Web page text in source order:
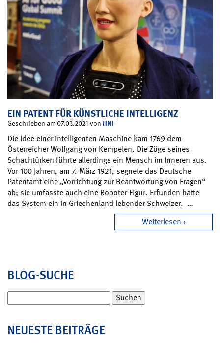
EIN PATENT FÜR KÜNSTLICHE INTELLIGENZ
Geschrieben am 07.03.2021 von HNF
Die Idee einer intelligenten Maschine kam 1769 dem
Österreicher Wolfgang von Kempelen. Die Züge seines
Schachtürken führte allerdings ein Mensch im Inneren aus.
Vor 100 Jahren, am 7. März 1921, segnete das Deutsche
Patentamt eine „Vorrichtung zur Beantwortung von Fragen“
ab; sie umfasste auch eine Roboter-Figur. Erfunden hatte
das System ein in Griechenland lebender Schweizer. …
Weiterlesen
BLOG-SUCHE
nach:
NEUESTE BEITRÄGE